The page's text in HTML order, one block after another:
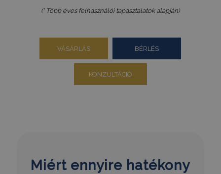
(* Több éves felhasználói tapasztalatok alapján)
VÁSÁRLÁS BÉRLÉS
KONZULTÁCIÓ
Miért ennyire hatékony